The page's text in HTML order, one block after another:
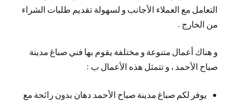
التعامل مع العملاء الأجانب و لسهولة تقديم طلبات الشراء
من الخارج .
و هناك أعمال متنوعة و مختلفة يقوم بها فني صباغ مدينة
صباح الأحمد ، و تتمثل هذه الأعمال ب :
يوفر لكم صباغ مدينة صباح الأحمد دهان بدون رائحة مع